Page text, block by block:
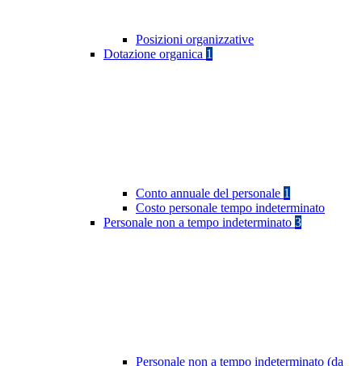
Posizioni organizzative
Dotazione organica 1
Conto annuale del personale 1
Costo personale tempo indeterminato
Personale non a tempo indeterminato 3
Personale non a tempo indeterminato (da